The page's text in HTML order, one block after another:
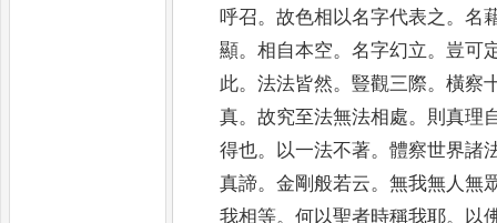
呼召。故色相以名字代表之。名
顯。相自本空。名字幻立。 豈可
此。法法皆然。豎觀三際。橫察
真。故究至法無法相處。 則真理
得也。 以一法不著。體察世界諸
真諦。金剛般若云。無我無人無
我相等。何以聖者時稱我耶。 以